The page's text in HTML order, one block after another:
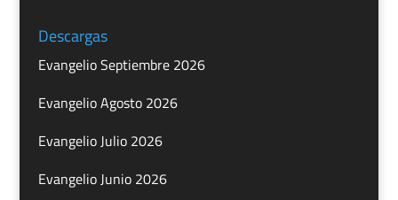
Descargas
Evangelio Septiembre 2026
Evangelio Agosto 2026
Evangelio Julio 2026
Evangelio Junio 2026